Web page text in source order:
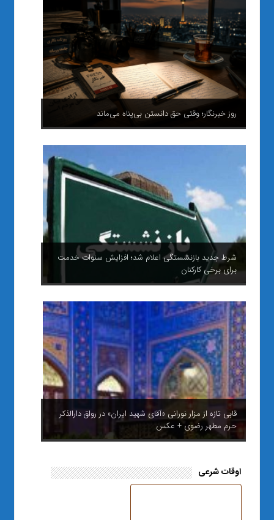
روز خبرنگار؛ وقتی حق دانستن بی‌پناه می‌ماند
شرط جدید بازنشستگی اعلام شد؛ افزایش سنوات خدمت
برای برخی کارکنان
قابی تازه از مزار نورانی «آقای شهید ایران» در رواق دارالذکر
حرم مطهر رضوی + عکس
اوقات شرعی